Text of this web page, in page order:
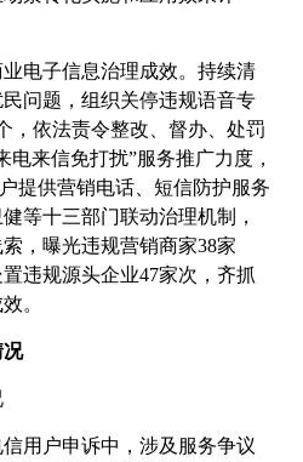
业电子信息治理成效。持续清
问题，组织关停违规语音专
，依法责令整改、督办、处罚
电来信免打扰”服务推广力度，
提供营销电话、短信防护服务
等十三部门联动治理机制，
，曝光违规营销商家38家
违规源头企业47家次，齐抓
。
况
用户申诉中，涉及服务争议